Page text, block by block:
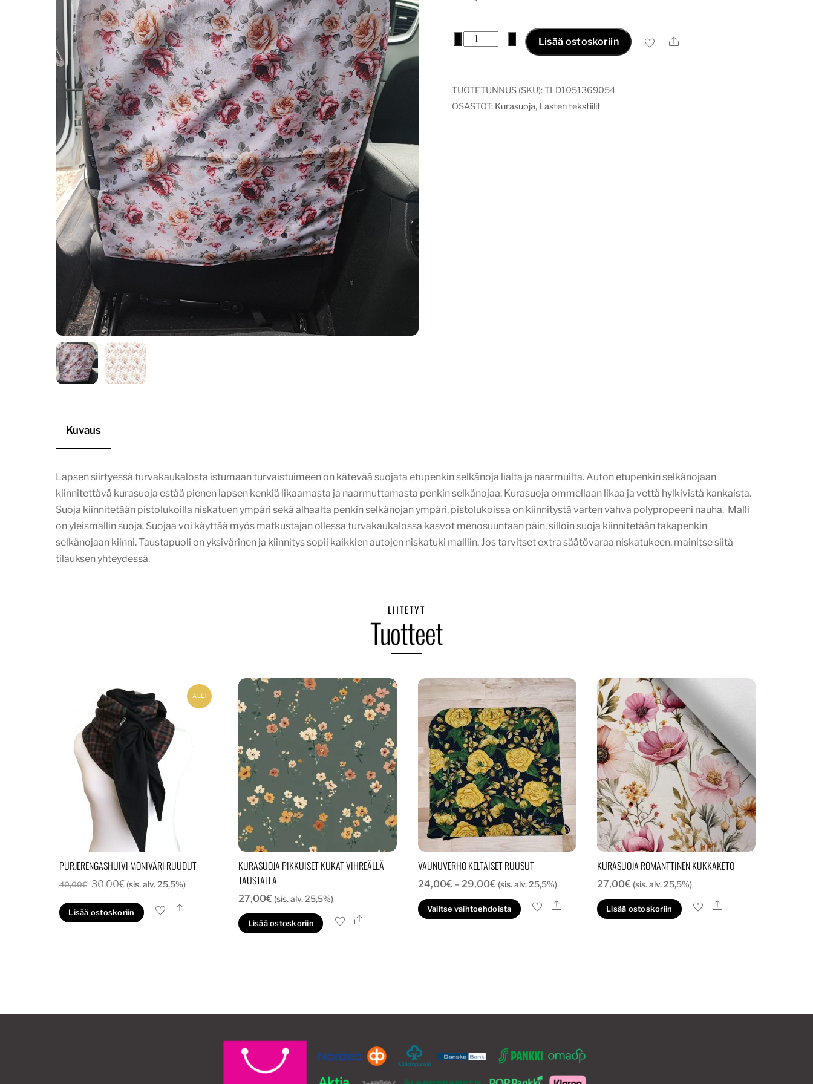
Kurasuoja
Lisää ostoskoriin Ale
TUOTETUNNUS (SKU):TLD1051369054
OSASTOT: Kurasuoja, Lasten tekstiilit
Kuvaus
Lapsen siirtyessä turvakaukalosta istumaan turvaistuimeen on kätevää suojata etupenkin selkänoja lialta ja naarmuilta. Auton etupenkin selkänojaan
kiinnitettävä kurasuoja estää pienen lapsen kenkiä likaamasta ja naarmuttamasta penkin selkänojaa. Kurasuoja ommellaan likaa ja vettä hylkivistä kankaista.
Suoja kiinnitetään pistolukoilla niskatuen ympäri sekä alhaalta penkin selkänojan ympäri, pistolukoissa on kiinnitystä varten vahva polypropeeni nauha. Malli
on yleismallin suoja. Suojaa voi käyttää myös matkustajan ollessa turvakaukalossa kasvot menosuuntaan päin, silloin suoja kiinnitetään takapenkin
selkänojaan kiinni. Taustapuoli on yksivärinen ja kiinnitys sopii kaikkien autojen niskatuki malliin. Jos tarvitset extra säätövaraa niskatukeen, mainitse siitä
tilauksen yhteydessä.
LIITETYT
Tuotteet
ALE!
PURJERENGASHUIVI MONIVÄRI RUUDUT
40,00€ Alkuperäinen
oli:
30,00€Nykyinen
on:
(sis. alv. 25,5%)
Lisää ostoskoriin Ale
KURASUOJA PIKKUISET KUKAT VIHREÄLLÄ
TAUSTALLA
27,00€ (sis. alv. 25,5%)
Lisää ostoskoriin Ale
VAUNUVERHO KELTAISET RUUSUT
24,00€ – 29,00€Hintaluokka:
24,00€
(sis. alv. 25,5%)
Valitse vaihtoehdoista
Tällä
sivulla.
Ale
KURASUOJA ROMANTTINEN KUKKAKETO
27,00€ (sis. alv. 25,5%)
Lisää ostoskoriin Ale